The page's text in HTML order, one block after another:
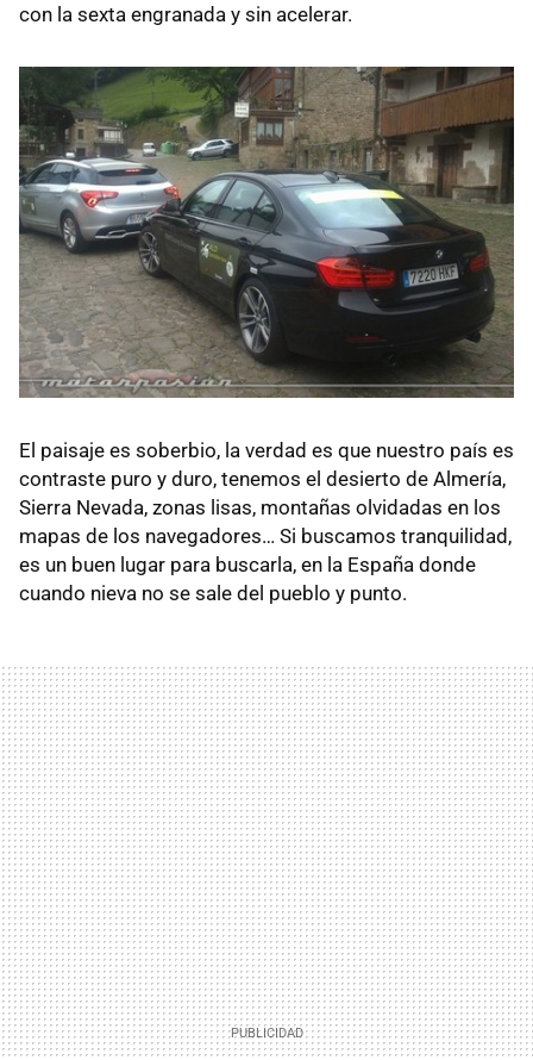
con la sexta engranada y sin acelerar.
El paisaje es soberbio, la verdad es que nuestro país es
contraste puro y duro, tenemos el desierto de Almería,
Sierra Nevada, zonas lisas, montañas olvidadas en los
mapas de los navegadores… Si buscamos tranquilidad,
es un buen lugar para buscarla, en la España donde
cuando nieva no se sale del pueblo y punto.